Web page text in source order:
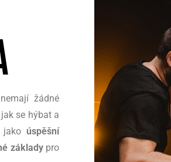
žádné
se hýbat a
úspěšní
základypro